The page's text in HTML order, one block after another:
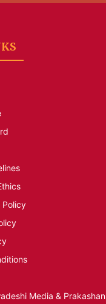
Policy
Media & Prakashan